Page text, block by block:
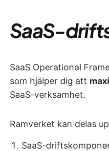
SaaS-
SaaS Operational
som hjälper dig att
SaaS-verksamhet.
Ramverket kan delas
SaaS-